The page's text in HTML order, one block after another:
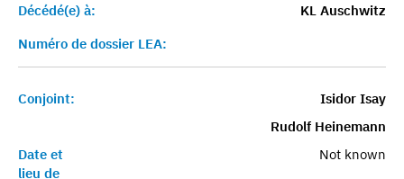
Décédé(e) à:
KL Auschwitz
Numéro de dossier LEA:
Conjoint:
Isidor Isay
Rudolf Heinemann
Date et
lieu de
Not known